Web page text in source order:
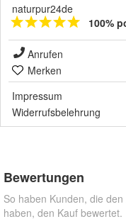
naturpur24de
100%
Anrufen
Merken
Impressum
Widerrufsbelehrung
Bewertungen
So haben Kunden, die
haben, den Kauf bewertet.